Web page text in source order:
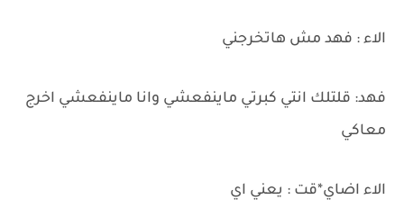
الاء : فهد مش هاتخرجني
فهد: قلتلك انتي كبرتي ماينفعشي وانا ماينفعشي اخرج
معاكي
الاء اضاي*قت : يعني اي